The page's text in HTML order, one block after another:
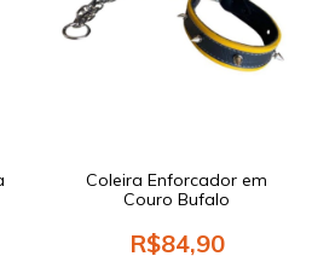
Coleira Enforcador em
Couro Bufalo
R$84,90